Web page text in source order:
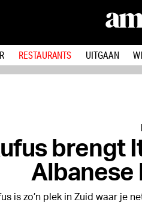
RESTAURANTS UITGAAN
brengt
Albanese
is zo’n plek in Zuid waar je